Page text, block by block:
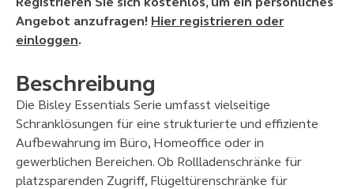
Registrieren Sie sich kostenlos, um ein persönliches
Angebot anzufragen! Hier registrieren oder
einloggen.
Beschreibung
Die Bisley Essentials Serie umfasst vielseitige
Schranklösungen für eine strukturierte und effiziente
Aufbewahrung im Büro, Homeoffice oder in
gewerblichen Bereichen. Ob Rollladenschränke für
platzsparenden Zugriff, Flügeltürenschränke für